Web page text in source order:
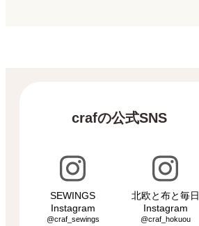
crafの公式SNS
SEWINGS
Instagram
@craf_sewings
北欧と布と毎日
Instagram
@craf_hokuou